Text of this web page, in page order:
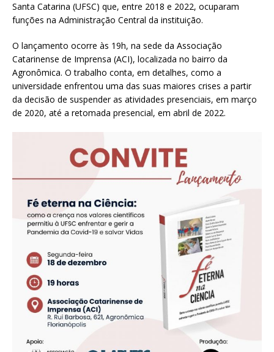
Santa Catarina (UFSC) que, entre 2018 e 2022, ocuparam
funções na Administração Central da instituição.
O lançamento ocorre às 19h, na sede da Associação
Catarinense de Imprensa (ACI), localizada no bairro da
Agronômica. O trabalho conta, em detalhes, como a
universidade enfrentou uma das suas maiores crises a partir
da decisão de suspender as atividades presenciais, em março
de 2020, até a retomada presencial, em abril de 2022.